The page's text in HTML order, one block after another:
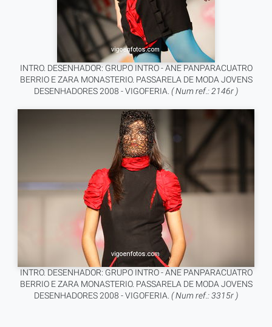
INTRO. DESENHADOR: GRUPO INTRO - ANE PANPARACUATRO
BERRIO E ZARA MONASTERIO. PASSARELA DE MODA JOVENS
DESENHADORES 2008 - VIGOFERIA. ( Num ref.: 2146r )
INTRO. DESENHADOR: GRUPO INTRO - ANE PANPARACUATRO
BERRIO E ZARA MONASTERIO. PASSARELA DE MODA JOVENS
DESENHADORES 2008 - VIGOFERIA. ( Num ref.: 3315r )